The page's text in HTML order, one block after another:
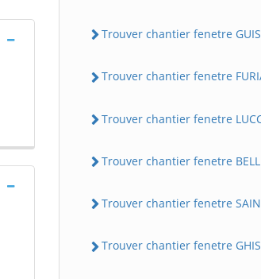
Trouver chantier fenetre
Trouver chantier fenetre
Trouver chantier fenetre
Trouver chantier fenetre
Trouver chantier fenetre
Trouver chantier fenetre